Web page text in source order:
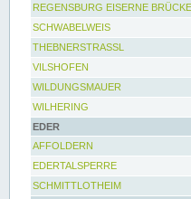
REGENSBURG EISERNE BRÜCKE
SCHWABELWEIS
THEBNERSTRASSL
VILSHOFEN
WILDUNGSMAUER
WILHERING
EDER
AFFOLDERN
EDERTALSPERRE
SCHMITTLOTHEIM